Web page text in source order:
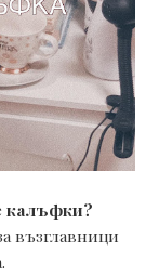
калъфки?
възглавници